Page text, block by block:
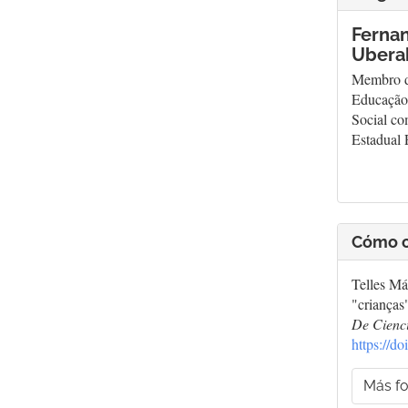
Membro
Social
Estadual
Cómo
Telles
De
https://
Más